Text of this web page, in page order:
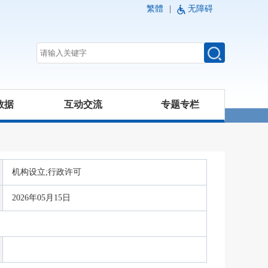
繁體 无障碍
据 互动交流 专题专栏
机构设立;行政许可
2026年05月15日